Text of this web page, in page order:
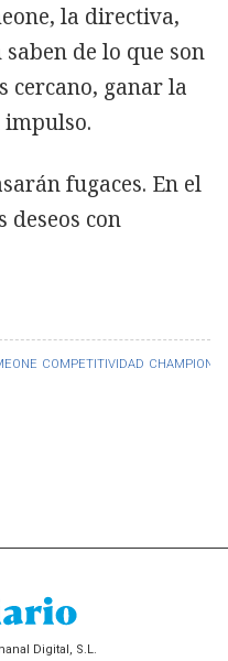
COMPETITIVIDAD CHAMPIONS
la directiva,
de lo que son
cercano, ganar la
impulso.
fugaces. En el
con
Digital, S.L.